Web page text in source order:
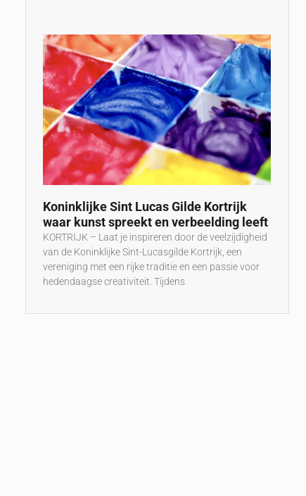
Koninklijke Sint Lucas Gilde Kortrijk
waar kunst spreekt en verbeelding leeft
KORTRIJK – Laat je inspireren door de veelzijdigheid
van de Koninklijke Sint-Lucasgilde Kortrijk, een
vereniging met een rijke traditie en een passie voor
hedendaagse creativiteit. Tijdens